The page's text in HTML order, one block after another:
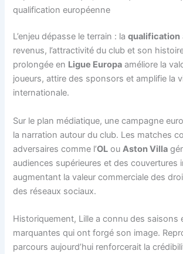
qualification européenne
L’enjeu dépasse le terrain : laqualification
revenus, l’attractivité du club et son
prolongée en Ligue Europa améliore la
joueurs, attire des sponsors et amplifie la
internationale.
Sur le plan médiatique, une campagne
la narration autour du club. Les matches
adversaires comme l’OL ouAston Villa
audiences supérieures et des couvertures
augmentant la valeur commerciale des
des réseaux sociaux.
Historiquement, Lille a connu des saisons
marquantes qui ont forgé son image.
parcours aujourd’hui renforcerait la